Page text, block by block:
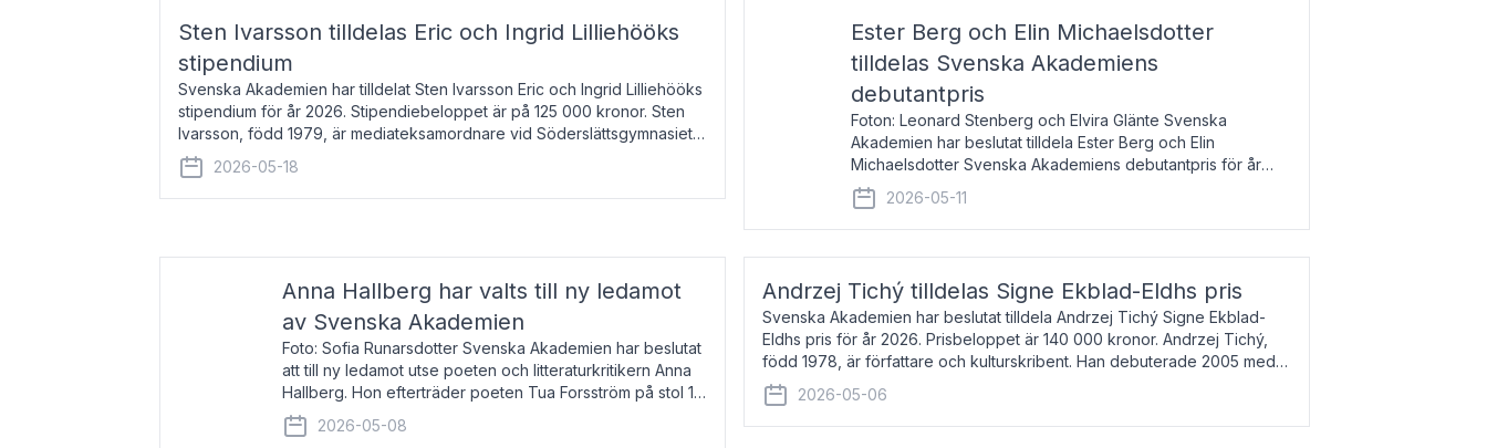
Sten Ivarsson tilldelas Eric och Ingrid Lilliehööks
stipendium
Svenska Akademien har tilldelat Sten Ivarsson Eric och Ingrid Lilliehööks
stipendium för år 2026. Stipendiebeloppet är på 125 000 kronor. Sten
Ivarsson, född 1979, är mediateksamordnare vid Söderslättsgymnasiet i
Trelleborg. Här har han på
2026-05-18
Ester Berg och Elin Michaelsdotter
tilldelas Svenska Akademiens
debutantpris
Foton: Leonard Stenberg och Elvira Glänte Svenska
Akademien har beslutat tilldela Ester Berg och Elin
Michaelsdotter Svenska Akademiens debutantpris för år
2026. Priset är nyinstiftat och syftar till att lyfta fram
intressanta och löftesrik
2026-05-11
Anna Hallberg har valts till ny ledamot
av Svenska Akademien
Foto: Sofia Runarsdotter Svenska Akademien har beslutat
att till ny ledamot utse poeten och litteraturkritikern Anna
Hallberg. Hon efterträder poeten Tua Forsström på stol 18
och kommer att ta sitt inträde vid Akademiens
högtidssammankomst
2026-05-08
Andrzej Tichý tilldelas Signe Ekblad-Eldhs pris
Svenska Akademien har beslutat tilldela Andrzej Tichý Signe Ekblad-
Eldhs pris för år 2026. Prisbeloppet är 140 000 kronor. Andrzej Tichý,
född 1978, är författare och kulturskribent. Han debuterade 2005 med
den lovordade romanen Sex liter l
2026-05-06